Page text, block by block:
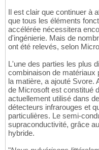
Il est clair que continuer à
que tous les éléments
accélérée nécessitera
d'ingénierie. Mais de
ont été relevés, selon
L'une des parties les plus
combinaison de matériaux
la matière, a ajouté Svore.
de Microsoft est constitué
actuellement utilisé dans
détecteurs infrarouges et
particulières. Le semi-
supraconductivité, grâce
hybride.